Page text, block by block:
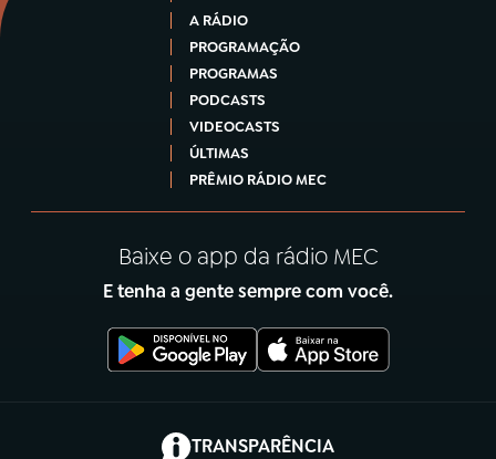
A RÁDIO
PROGRAMAÇÃO
PROGRAMAS
PODCASTS
VIDEOCASTS
ÚLTIMAS
PRÊMIO RÁDIO MEC
Baixe o app da rádio MEC
E tenha a gente sempre com você.
TRANSPARÊNCIA
(abre em nova aba)